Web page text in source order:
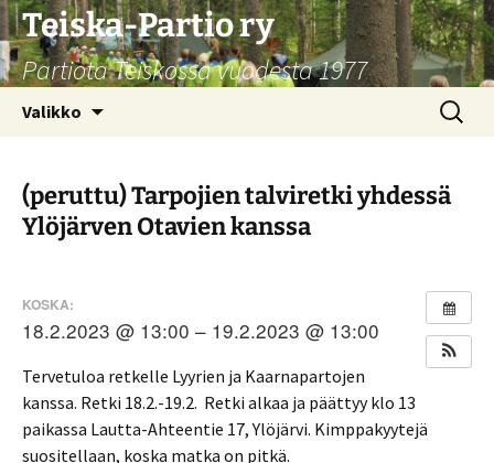
Siirry
sisältöön
Teiska-Partio ry
Partiota Teiskossa vuodesta 1977
Valikko Haku:
(peruttu) Tarpojien talviretki yhdessä
Ylöjärven Otavien kanssa
KOSKA:
18.2.2023 @ 13:00 – 19.2.2023 @ 13:00
Tervetuloa retkelle Lyyrien ja Kaarnapartojen
kanssa. Retki 18.2.-19.2. Retki alkaa ja päättyy klo 13
paikassa Lautta-Ahteentie 17, Ylöjärvi. Kimppakyytejä
suositellaan, koska matka on pitkä.